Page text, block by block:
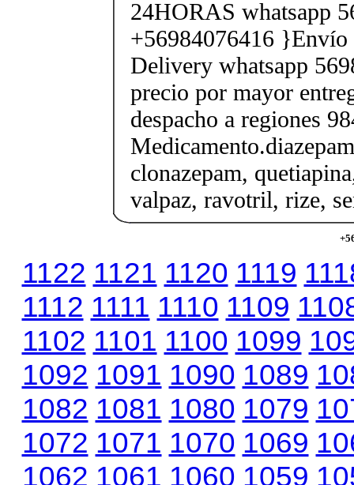
24HORAS whatsapp
+56984076416
Delivery whatsapp
precio por mayor
despacho a regiones
clonazepam,
valpaz, ravotril, rize,
1122 1121 1120 1119
1112 1111 1110 1109
1102 1101 1100 1099
1092 1091 1090 1089
1082 1081 1080 1079
1072 1071 1070 1069
1062 1061 1060 1059